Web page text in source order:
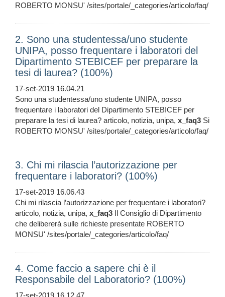
ROBERTO MONSU' /sites/portale/_categories/articolo/faq/
2. Sono una studentessa/uno studente
UNIPA, posso frequentare i laboratori del
Dipartimento STEBICEF per preparare la
tesi di laurea? (100%)
17-set-2019 16.04.21
Sono una studentessa/uno studente UNIPA, posso
frequentare i laboratori del Dipartimento STEBICEF per
preparare la tesi di laurea? articolo, notizia, unipa, x_faq3 Si
ROBERTO MONSU' /sites/portale/_categories/articolo/faq/
3. Chi mi rilascia l’autorizzazione per
frequentare i laboratori? (100%)
17-set-2019 16.06.43
Chi mi rilascia l’autorizzazione per frequentare i laboratori?
articolo, notizia, unipa, x_faq3 Il Consiglio di Dipartimento
che delibererà sulle richieste presentate ROBERTO
MONSU' /sites/portale/_categories/articolo/faq/
4. Come faccio a sapere chi è il
Responsabile del Laboratorio? (100%)